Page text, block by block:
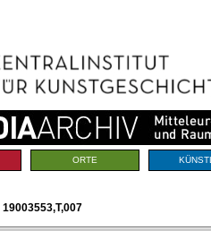
ORTE
19003553,T,007